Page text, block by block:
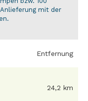
mit der
Entfernung
24,2 km